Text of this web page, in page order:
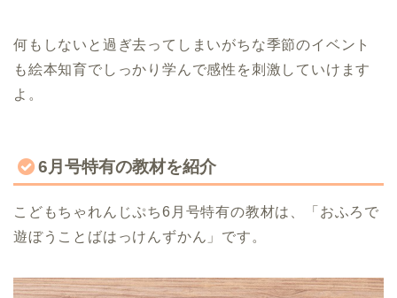
何もしないと過ぎ去ってしまいがちな季節のイベント
も絵本知育でしっかり学んで感性を刺激していけます
よ。
6月号特有の教材を紹介
こどもちゃれんじぷち6月号特有の教材は、「おふろで
遊ぼうことばはっけんずかん」です。